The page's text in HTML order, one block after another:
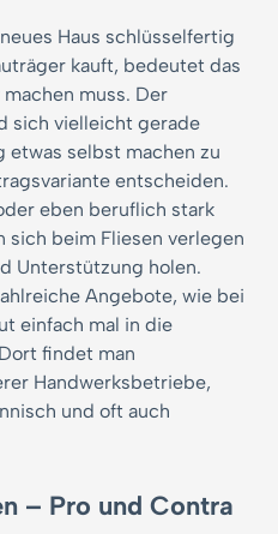
Haus schlüsselfertig
kauft, bedeutet das
muss. Der
sich vielleicht gerade
etwas selbst machen zu
entscheiden.
eben beruflich stark
sich beim Fliesen verlegen
Unterstützung holen.
Angebote, wie bei
einfach mal in die
findet man
Handwerksbetriebe,
und oft auch
– Pro und Contra